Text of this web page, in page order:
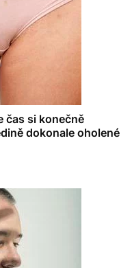
čas si konečně
dokonale oholené